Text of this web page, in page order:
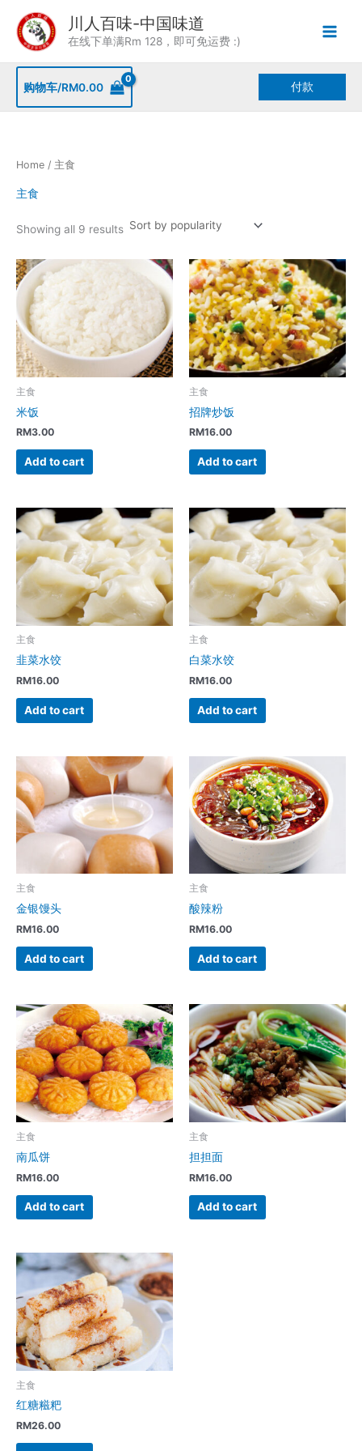
content
川人百味-中国味道
在线下单满Rm 128，即可免运费 :)
购物车/RM0.00 付款
Home / 主食
主食
Showing all 9 resultsSorted
主食
米饭
RM3.00
Add to cart
主食
招牌炒饭
RM16.00
Add to cart
主食
韭菜水饺
RM16.00
Add to cart
主食
白菜水饺
RM16.00
Add to cart
主食
金银馒头
RM16.00
Add to cart
主食
酸辣粉
RM16.00
Add to cart
主食
南瓜饼
RM16.00
Add to cart
主食
担担面
RM16.00
Add to cart
主食
红糖糍粑
RM26.00